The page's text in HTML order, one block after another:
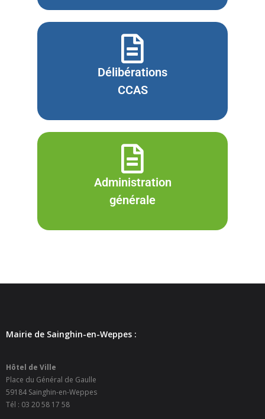
Délibérations
CCAS
Administration
générale
Mairie de Sainghin-en-Weppes :
Hôtel de Ville
Place du Général de Gaulle
59184 Sainghin-en-Weppes
Tél : 03 20 58 17 58